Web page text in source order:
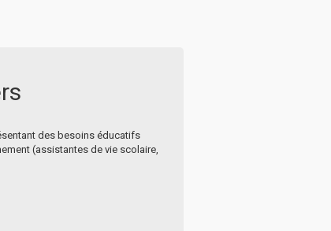
des besoins éducatifs
(assistantes de vie scolaire,